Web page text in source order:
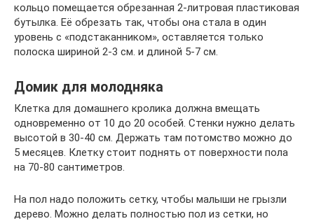
кольцо помещается обрезанная 2-литровая пластиковая
бутылка. Её обрезать так, чтобы она стала в один
уровень с «подстаканником», оставляется только
полоска шириной 2-3 см. и длиной 5-7 см.
Домик для молодняка
Клетка для домашнего кролика должна вмещать
одновременно от 10 до 20 особей. Стенки нужно делать
высотой в 30-40 см. Держать там потомство можно до
5 месяцев. Клетку стоит поднять от поверхности пола
на 70-80 сантиметров.
На пол надо положить сетку, чтобы малыши не грызли
дерево. Можно делать полностью пол из сетки, но